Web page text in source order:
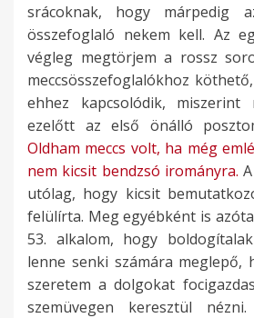
srácoknak, hogy márpedig
összefoglaló nekem kell. Az
végleg megtörjem a rossz
meccsösszefoglalókhoz
ehhez kapcsolódik, miszerint
ezelőtt az első önálló
Oldham meccs volt, ha még
nem kicsit bendzsó irományra.
utólag, hogy kicsit
felülírta. Meg egyébként is
53. alkalom, hogy
lenne senki számára meglepő,
szeretem a dolgokat
szemüvegen keresztül